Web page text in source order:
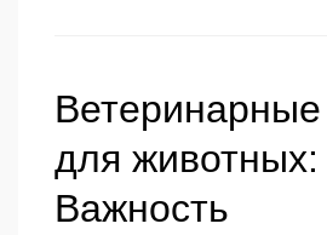
Ветеринарные
для животных:
Важность